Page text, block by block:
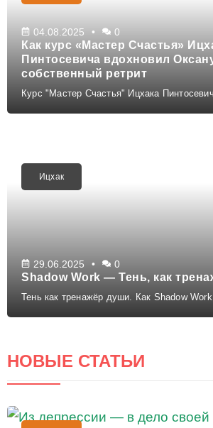
04.08.2025 0
Как курс «Мастер Счастья»
Пинтосевича вдохновил
собственный ретрит
Курс "Мастер Счастья" Ицхака
Ицхак
29.06.2025 0
Shadow Work — Тень, как
Тень как тренажёр души. Как Shadow
НОВЫЕ СТАТЬИ